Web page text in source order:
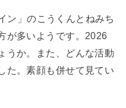
ン」のこうくんとねみち
が多いようです。2026
うか。また、どんな活動
た。素顔も併せて見てい